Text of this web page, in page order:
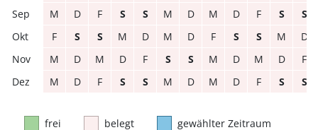
M
D F S S M D M D F S
S
F
S S M D M D F S S M
D
M
D M D F S S M D M D
F
M
D F S S M D M D F S S
frei belegt gewählter Zeitraum